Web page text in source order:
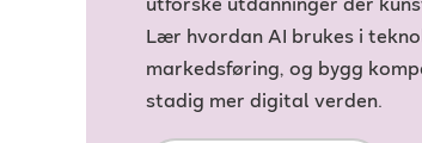
utforske utdanninger der
Lær hvordan AI brukes i
markedsføring, og bygg
stadig mer digital verden.